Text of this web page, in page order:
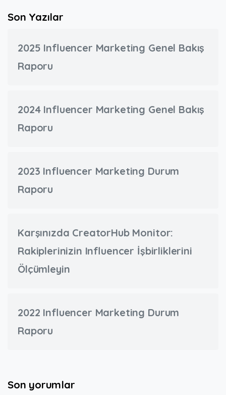
Son Yazılar
2025 Influencer Marketing Genel Bakış
Raporu
2024 Influencer Marketing Genel Bakış
Raporu
2023 Influencer Marketing Durum
Raporu
Karşınızda CreatorHub Monitor:
Rakiplerinizin Influencer İşbirliklerini
Ölçümleyin
2022 Influencer Marketing Durum
Raporu
Son yorumlar